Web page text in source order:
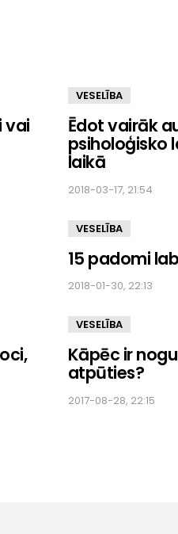
vai
VESELĪBA
Ēdot vairāk
psiholoģisko
laikā
2018-03-17, 21:54
VESELĪBA
15 padomi
2018-01-30, 22:13
VESELĪBA
Kāpēc ir
atpūties?
2017-08-28, 22:15